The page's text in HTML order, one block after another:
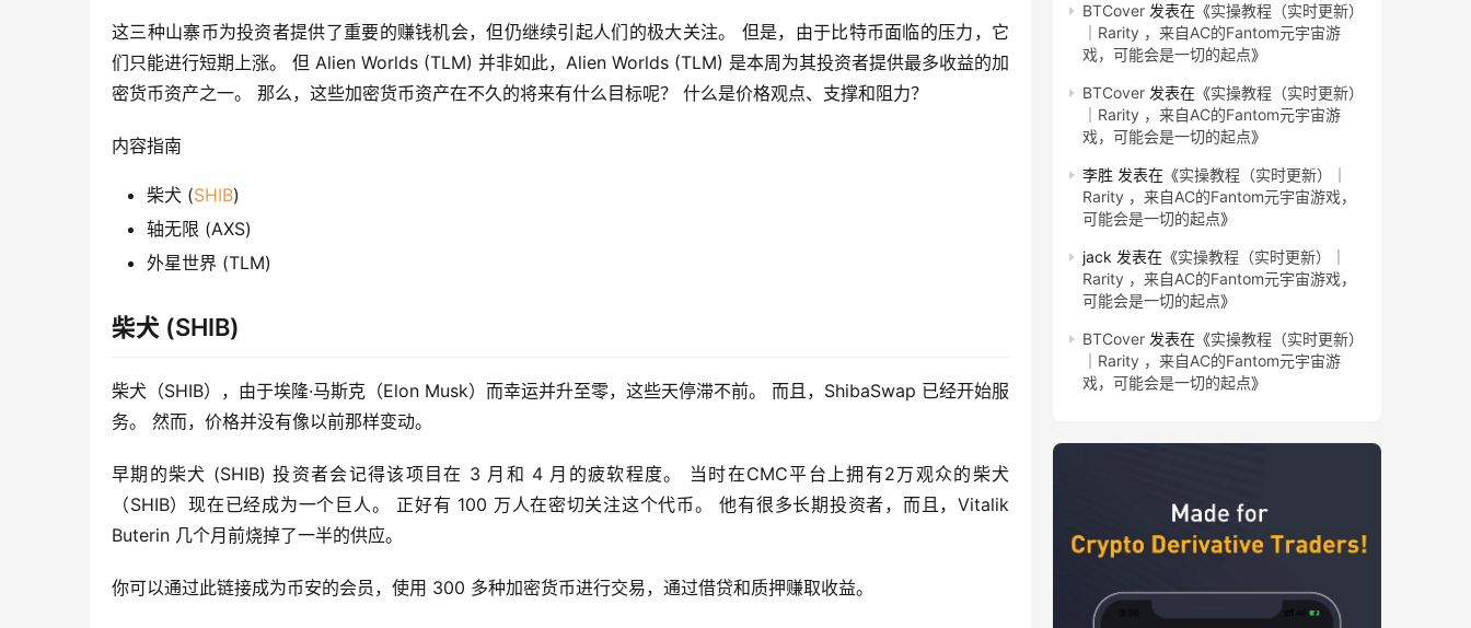
这三种山寨币为投资者提供了重要的赚钱机会，但仍继续引起人们的极大关注。 但是，由于比特币面临的压力，它
们只能进行短期上涨。 但 Alien Worlds (TLM) 并非如此，Alien Worlds (TLM) 是本周为其投资者提供最多收益的加
密货币资产之一。 那么，这些加密货币资产在不久的将来有什么目标呢？ 什么是价格观点、支撑和阻力？
内容指南
柴犬 (SHIB)
轴无限 (AXS)
外星世界 (TLM)
柴犬 (SHIB)
柴犬（SHIB），由于埃隆·马斯克（Elon Musk）而幸运并升至零，这些天停滞不前。 而且，ShibaSwap 已经开始服
务。 然而，价格并没有像以前那样变动。
早期的柴犬 (SHIB) 投资者会记得该项目在 3 月和 4 月的疲软程度。 当时在CMC平台上拥有2万观众的柴犬
（SHIB）现在已经成为一个巨人。 正好有 100 万人在密切关注这个代币。 他有很多长期投资者，而且，Vitalik
Buterin 几个月前烧掉了一半的供应。
你可以通过此链接成为币安的会员，使用 300 多种加密货币进行交易，通过借贷和质押赚取收益。
BTCover 发表在《实操教程（实时更新）
｜Rarity ，来自AC的Fantom元宇宙游
戏，可能会是一切的起点》
BTCover 发表在《实操教程（实时更新）
｜Rarity ，来自AC的Fantom元宇宙游
戏，可能会是一切的起点》
李胜 发表在《实操教程（实时更新）｜
Rarity ，来自AC的Fantom元宇宙游戏，
可能会是一切的起点》
jack 发表在《实操教程（实时更新）｜
Rarity ，来自AC的Fantom元宇宙游戏，
可能会是一切的起点》
BTCover 发表在《实操教程（实时更新）
｜Rarity ，来自AC的Fantom元宇宙游
戏，可能会是一切的起点》